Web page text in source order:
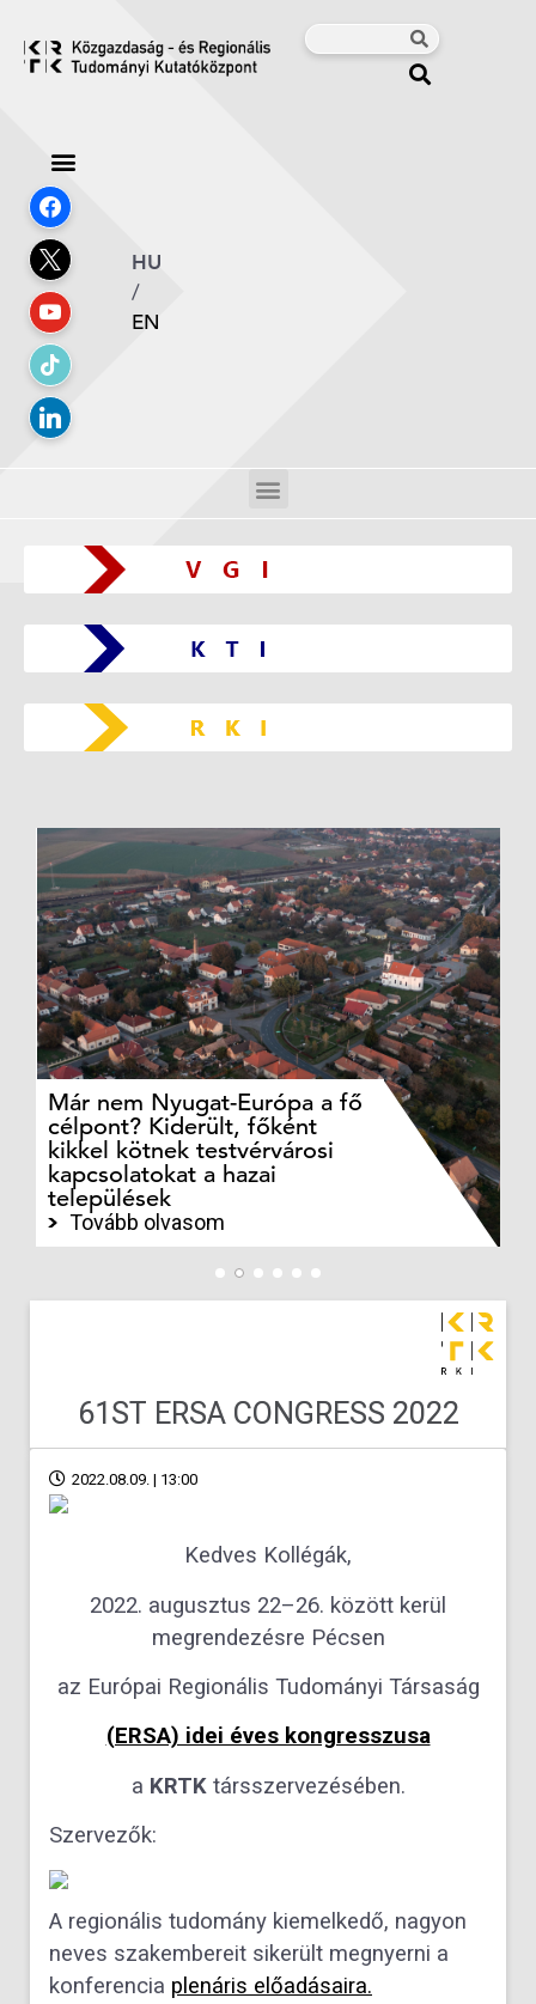
HU
/
EN
Már nem Nyugat-Európa a fő
célpont? Kiderült, főként
kikkel kötnek testvérvárosi
kapcsolatokat a hazai
települések
Tovább olvasom
61ST ERSA CONGRESS 2022
2022.08.09. | 13:00
Kedves Kollégák,
2022. augusztus 22–26. között kerül
megrendezésre Pécsen
az Európai Regionális Tudományi Társaság
(ERSA) idei éves kongresszusa
a KRTKtársszervezésében.
Szervezők:
A regionális tudomány kiemelkedő, nagyon
neves szakembereit sikerült megnyerni a
konferencia plenáris előadásaira.